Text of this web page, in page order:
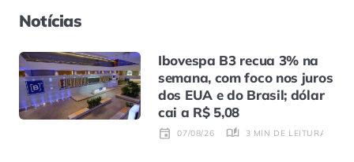
Notícias
Ibovespa B3 recua 3% na
semana, com foco nos juros
dos EUA e do Brasil; dólar
cai a R$ 5,08
07/08/26 3 MIN DE LEITURA